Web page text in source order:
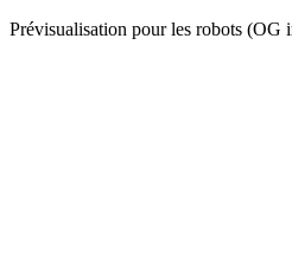
Prévisualisation pour les robots (OG